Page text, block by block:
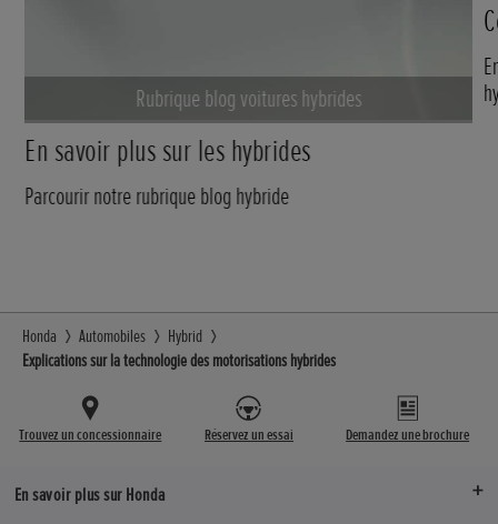
Rubrique blog voitures hybrides
En savoir plus sur les hybrides
Parcourir notre rubrique blog hybride
Honda Automobiles
Hybrid
Explications sur la technologie des motorisations hybrides
Trouvez un concessionnaire Réservez un essai Demandez une brochure
En savoir plus sur Honda